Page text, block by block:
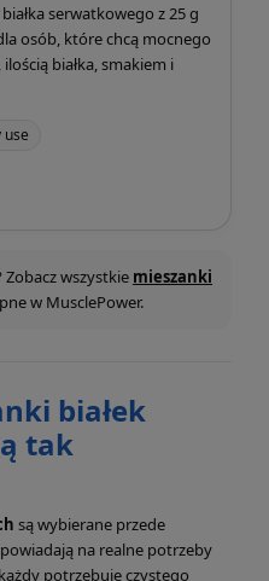
serwatkowego z 25 g
osób, które chcą mocnego
białka, smakiem i
use
Zobacz wszystkie mieszanki
w MusclePower.
białek
tak
są wybierane przede
na realne potrzeby
potrzebuje czystego